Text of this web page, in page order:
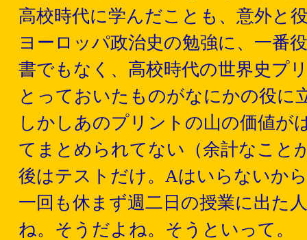
高校時代に学んだことも、意外と
ヨーロッパ政治史の勉強に、一番
書でもなく、高校時代の世界史プ
とっておいたものがなにかの役に
しかしあのプリントの山の価値が
てまとめられてない（余計なこと
後はテストだけ。Aはいらないか
一回も休まず週二日の授業に出た
ね。そうだよね。そうといって。